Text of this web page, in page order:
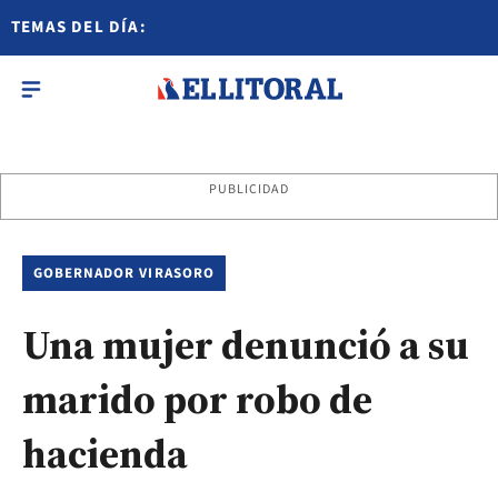
TEMAS DEL DÍA:
PUBLICIDAD
GOBERNADOR VIRASORO
Una mujer denunció a su
marido por robo de
hacienda